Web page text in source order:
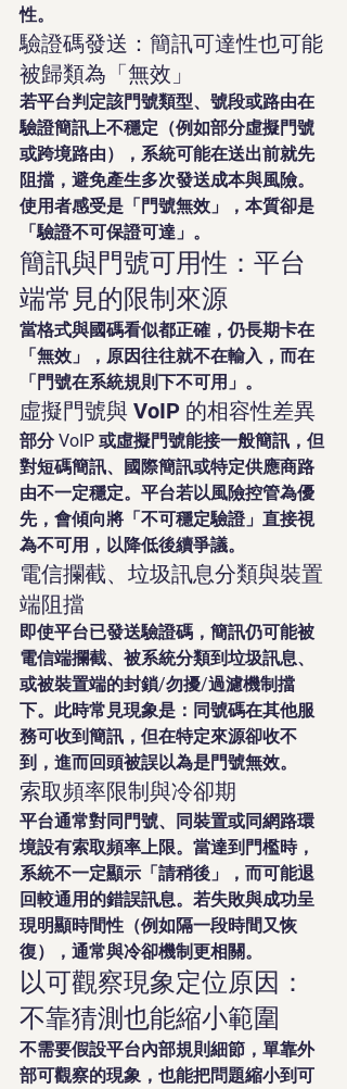
性。
驗證碼發送：簡訊可達性也可能
被歸類為「無效」
若平台判定該門號類型、號段或路由在
驗證簡訊上不穩定（例如部分虛擬門號
或跨境路由），系統可能在送出前就先
阻擋，避免產生多次發送成本與風險。
使用者感受是「門號無效」，本質卻是
「驗證不可保證可達」。
簡訊與門號可用性：平台
端常見的限制來源
當格式與國碼看似都正確，仍長期卡在
「無效」，原因往往就不在輸入，而在
「門號在系統規則下不可用」。
虛擬門號與 VoIP 的相容性差異
部分 VoIP 或虛擬門號能接一般簡訊，但
對短碼簡訊、國際簡訊或特定供應商路
由不一定穩定。平台若以風險控管為優
先，會傾向將「不可穩定驗證」直接視
為不可用，以降低後續爭議。
電信攔截、垃圾訊息分類與裝置
端阻擋
即使平台已發送驗證碼，簡訊仍可能被
電信端攔截、被系統分類到垃圾訊息、
或被裝置端的封鎖/勿擾/過濾機制擋
下。此時常見現象是：同號碼在其他服
務可收到簡訊，但在特定來源卻收不
到，進而回頭被誤以為是門號無效。
索取頻率限制與冷卻期
平台通常對同門號、同裝置或同網路環
境設有索取頻率上限。當達到門檻時，
系統不一定顯示「請稍後」，而可能退
回較通用的錯誤訊息。若失敗與成功呈
現明顯時間性（例如隔一段時間又恢
復），通常與冷卻機制更相關。
以可觀察現象定位原因：
不靠猜測也能縮小範圍
不需要假設平台內部規則細節，單靠外
部可觀察的現象，也能把問題縮小到可